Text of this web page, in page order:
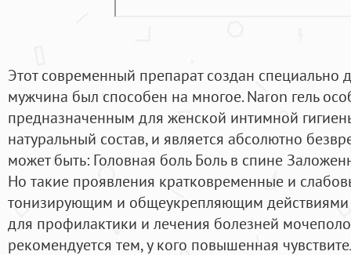
Этот современный препарат создан специально
мужчина был способен на многое. Naron гель
предназначенным для женской интимной
натуральный состав, и является абсолютно
может быть: Головная боль Боль в спине
Но такие проявления кратковременные и
тонизирующим и общеукрепляющим действиями
для профилактики и лечения болезней
рекомендуется тем, у кого повышенная